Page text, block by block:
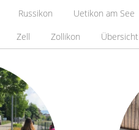
Russikon Uetikon am See
Zell Zollikon Übersicht